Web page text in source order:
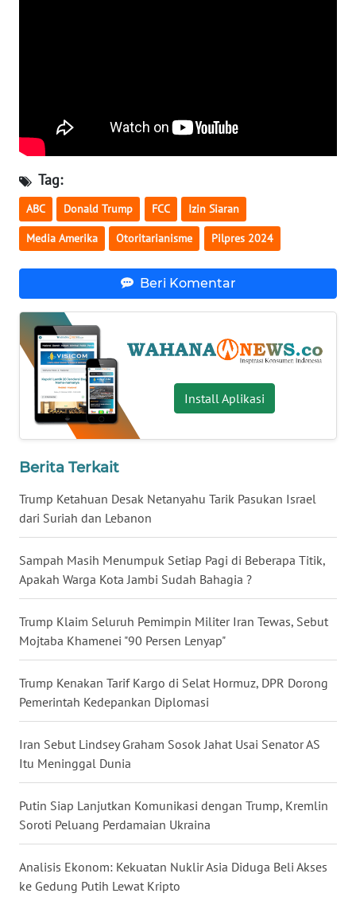
Tag:
ABC Donald Trump FCC Izin Siaran
Media Amerika Otoritarianisme Pilpres 2024
Beri Komentar
Install Aplikasi
Berita Terkait
Trump Ketahuan Desak Netanyahu Tarik Pasukan Israel
dari Suriah dan Lebanon
Sampah Masih Menumpuk Setiap Pagi di Beberapa Titik,
Apakah Warga Kota Jambi Sudah Bahagia ?
Trump Klaim Seluruh Pemimpin Militer Iran Tewas, Sebut
Mojtaba Khamenei "90 Persen Lenyap"
Trump Kenakan Tarif Kargo di Selat Hormuz, DPR Dorong
Pemerintah Kedepankan Diplomasi
Iran Sebut Lindsey Graham Sosok Jahat Usai Senator AS
Itu Meninggal Dunia
Putin Siap Lanjutkan Komunikasi dengan Trump, Kremlin
Soroti Peluang Perdamaian Ukraina
Analisis Ekonom: Kekuatan Nuklir Asia Diduga Beli Akses
ke Gedung Putih Lewat Kripto
WN
WN
SIMALUNGUN
WN
TAPANULI
TENGAH
WN DELI
SERDANG
TEBING
WN
WN
BOGOR
WN
DEPOK
WN
TAPANULI
UTARA